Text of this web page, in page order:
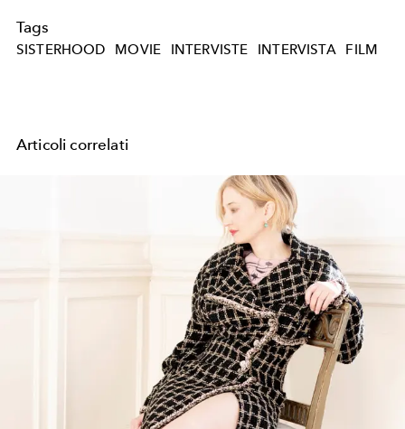
Tags
SISTERHOOD MOVIE INTERVISTE INTERVISTA FILM
Articoli correlati